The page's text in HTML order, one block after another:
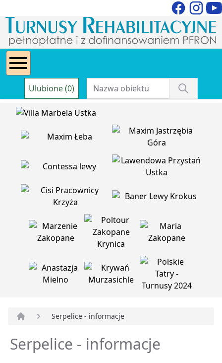
Ulubione (0)
Serpelice - informacje
Serpelice - informacje